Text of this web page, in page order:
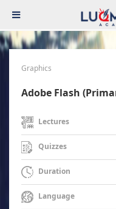
Graphics
Adobe Flash
Lectures
Quizzes
Duration
Language